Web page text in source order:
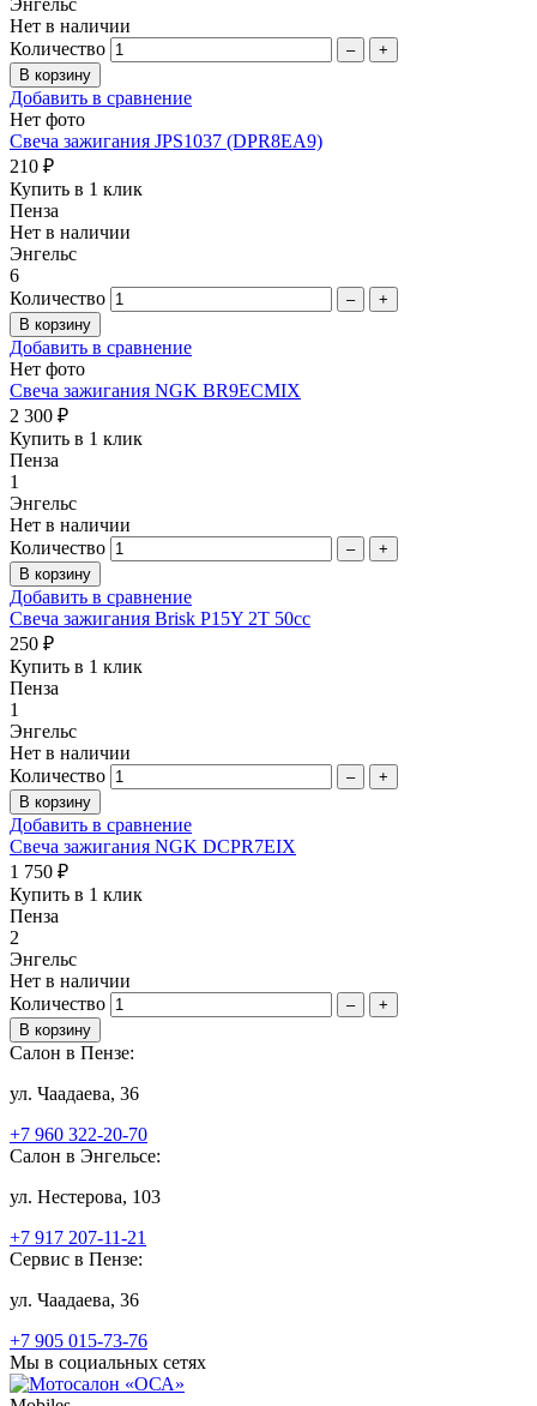
Нет в наличии
Количество
– +
Добавить в сравнение
Нет фото
Свеча зажигания JPS1037 (DPR8EA9)
210 ₽
Купить в 1 клик
Пенза
Нет в наличии
Энгельс
6
Количество
– +
Добавить в сравнение
Нет фото
Свеча зажигания NGK BR9ECMIX
2 300 ₽
Купить в 1 клик
Пенза
1
Энгельс
Нет в наличии
Количество
– +
Добавить в сравнение
Свеча зажигания Brisk P15Y 2T 50cc
250 ₽
Купить в 1 клик
Пенза
1
Энгельс
Нет в наличии
Количество
– +
Добавить в сравнение
Свеча зажигания NGK DCPR7EIX
1 750 ₽
Купить в 1 клик
Пенза
2
Энгельс
Нет в наличии
Количество
– +
Салон в Пензе:
ул. Чаадаева, 36
+7 960 322-20-70
Салон в Энгельсе:
ул. Нестерова, 103
+7 917 207-11-21
Сервис в Пензе:
ул. Чаадаева, 36
+7 905 015-73-76
Мы в социальных сетях